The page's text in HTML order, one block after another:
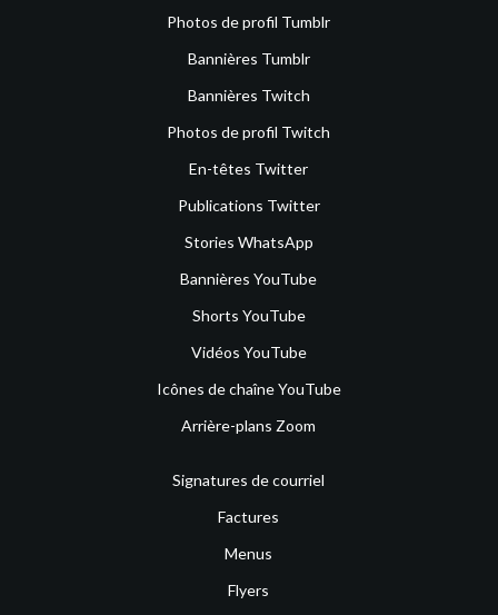
Photos de profil Tumblr
Bannières Tumblr
Bannières Twitch
Photos de profil Twitch
En-têtes Twitter
Publications Twitter
Stories WhatsApp
Bannières YouTube
Shorts YouTube
Vidéos YouTube
Icônes de chaîne YouTube
Arrière-plans Zoom
Signatures de courriel
Factures
Menus
Flyers